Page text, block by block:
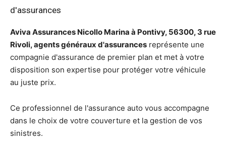
d'assurances
Aviva Assurances Nicollo Marina à Pontivy, 56300, 3 rue
Rivoli, agents généraux d'assurances représente une
compagnie d'assurance de premier plan et met à votre
disposition son expertise pour protéger votre véhicule
au juste prix.
Ce professionnel de l'assurance auto vous accompagne
dans le choix de votre couverture et la gestion de vos
sinistres.